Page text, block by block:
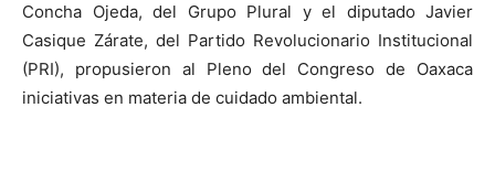
Concha Ojeda, del Grupo Plural y el diputado Javier
Casique Zárate, del Partido Revolucionario Institucional
(PRI), propusieron al Pleno del Congreso de Oaxaca
iniciativas en materia de cuidado ambiental.